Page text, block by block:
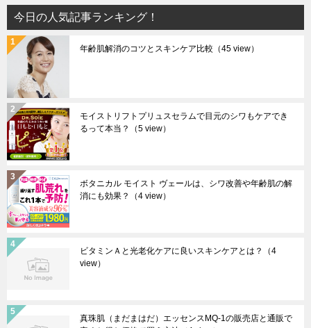
今日の人気記事ランキング！
年齢肌解消のコツとスキンケア比較 （45 view）
モイストリフトプリュスセラムで目元のシワもケアでき
るって本当？
（5 view）
ボタニカル モイスト ヴェールは、シワ改善や年齢肌の解
消にも効果？
（4 view）
ビタミンＡと光老化ケアに良いスキンケアとは？
（4
view）
真珠肌（まだまはだ）エッセンスMQ-1の販売店と通販で